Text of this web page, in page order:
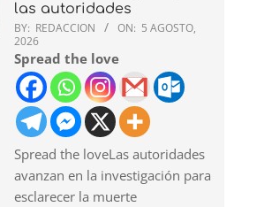
las autoridades
BY: REDACCION ON: 5 AGOSTO,
2026
Spread the love
Spread the loveLas autoridades
avanzan en la investigación para
esclarecer la muerte